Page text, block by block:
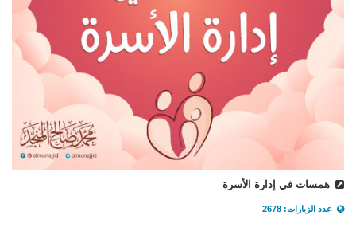
همسات في إدارة الأسرة
عدد الزيارات: 2678